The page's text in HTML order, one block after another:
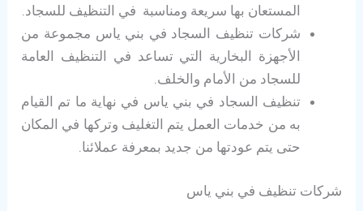
المستعان بها سريعة ومناسبة في التنظيف للسجاد.
شركات تنظيف السجاد في بني ياس مجموعة من
الأجهزة البخارية التي تساعد في التنظيف العامة
للسجاد من الأمام والخلف.
تنظيف السجاد في بني ياس في نهاية ما تم القيام
به من خدمات العمل يتم التغليف وتركها في المكان
حتى يتم عودتها من جديد بمعرفة عملائنا.
شركات تنظيف في بني ياس